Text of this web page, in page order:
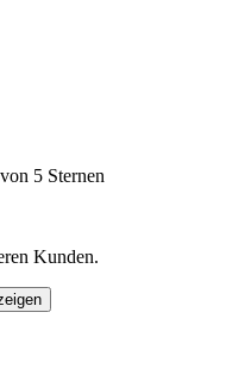
5 Sternen
Kunden.